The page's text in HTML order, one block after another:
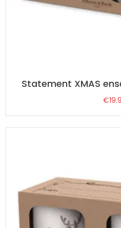
Statement XMAS
€